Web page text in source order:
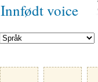
Innfødt voice